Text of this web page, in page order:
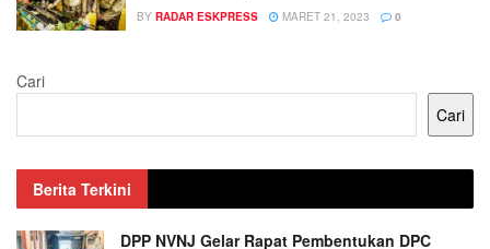
BY RADAR ESKPRESS MARET 21, 2023 0
Cari
Cari
Berita Terkini
DPP NVNJ Gelar Rapat Pembentukan DPC